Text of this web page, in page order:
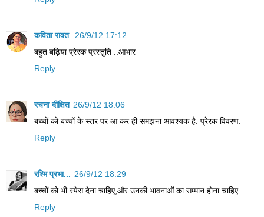
कविता रावत 26/9/12 17:12
बहुत बढ़िया प्रेरक प्रस्तुति ..आभार
Reply
रचना दीक्षित 26/9/12 18:06
बच्चों को बच्चों के स्तर पर आ कर ही समझना आवश्यक है. प्रेरक विवरण.
Reply
रश्मि प्रभा... 26/9/12 18:29
बच्चों को भी स्पेस देना चाहिए,और उनकी भावनाओं का सम्मान होना चाहिए
Reply